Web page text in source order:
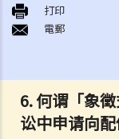
6. 何谓「象
讼中申请向
B. 香港认可的婚姻关系
1. 如果我在香港以外
2. 我在香港以外的地
记结婚吗？
C. 办理婚姻登记及举
打印
電郵